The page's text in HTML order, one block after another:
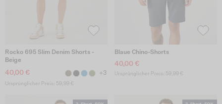
Rocko 695 Slim Denim Shorts -
Beige
40,00 € +3
Ursprünglicher Preis: 59,99 €
Blaue Chino-Shorts
40,00 €
Ursprünglicher Preis: 59,99 €